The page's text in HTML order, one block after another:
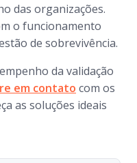
das organizações.
o funcionamento
de sobrevivência.
da validação
em contato com os
as soluções ideais